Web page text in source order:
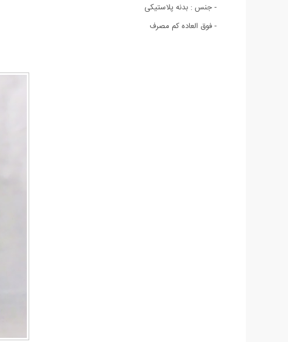
- جنس : بدنه پلاستیکی
- فوق العاده کم مصرف